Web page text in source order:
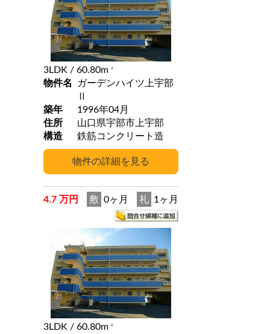
3LDK / 60.80m 2
物件名
ガーデンハイツ上宇部
築年
1996年04月
住所
山口県宇部市上宇部
構造
鉄筋コンクリート造
4.7 万円 敷 0ヶ月 礼 1ヶ月
3LDK / 60.80m 2